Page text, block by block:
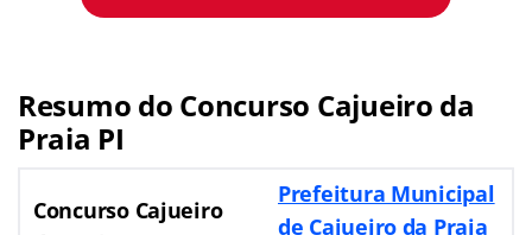
Resumo do Concurso Cajueiro da
Praia PI
Concurso Cajueiro
Prefeitura Municipal
de Cajueiro da Praia